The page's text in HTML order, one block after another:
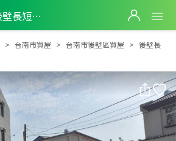
後壁長短樹百坪大面寬乙種建地
後壁長短樹百坪大面寬乙種建地
台南市買屋 台南市後壁區買屋
後壁長